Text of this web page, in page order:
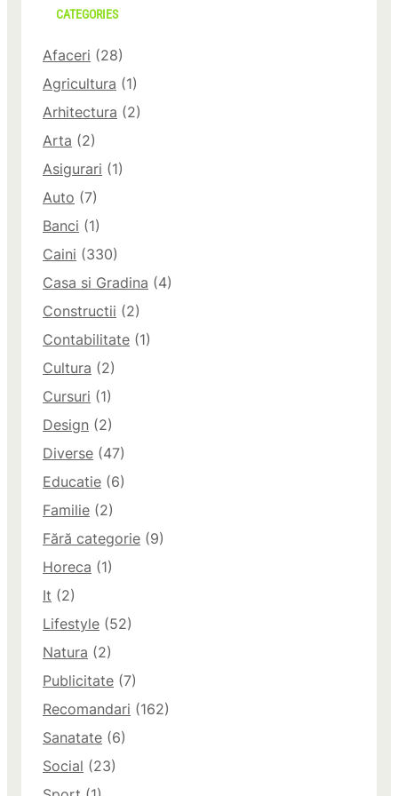
CATEGORIES
Afaceri (28)
Agricultura (1)
Arhitectura (2)
Arta (2)
Asigurari (1)
Auto (7)
Banci (1)
Caini (330)
Casa si Gradina (4)
Constructii (2)
Contabilitate (1)
Cultura (2)
Cursuri (1)
Design (2)
Diverse (47)
Educatie (6)
Familie (2)
Fără categorie (9)
Horeca (1)
It (2)
Lifestyle (52)
Natura (2)
Publicitate (7)
Recomandari (162)
Sanatate (6)
Social (23)